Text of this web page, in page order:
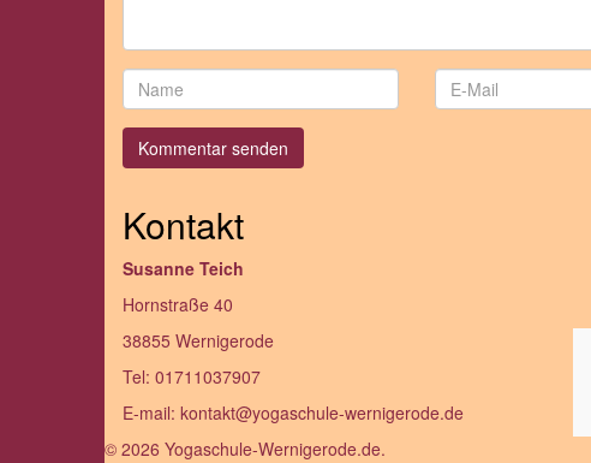
Kontakt
Susanne Teich
Hornstraße 40
38855 Wernigerode
Tel: 01711037907
E-mail: kontakt@yogaschule-wernigerode.de
© 2026 Yogaschule-Wernigerode.de.